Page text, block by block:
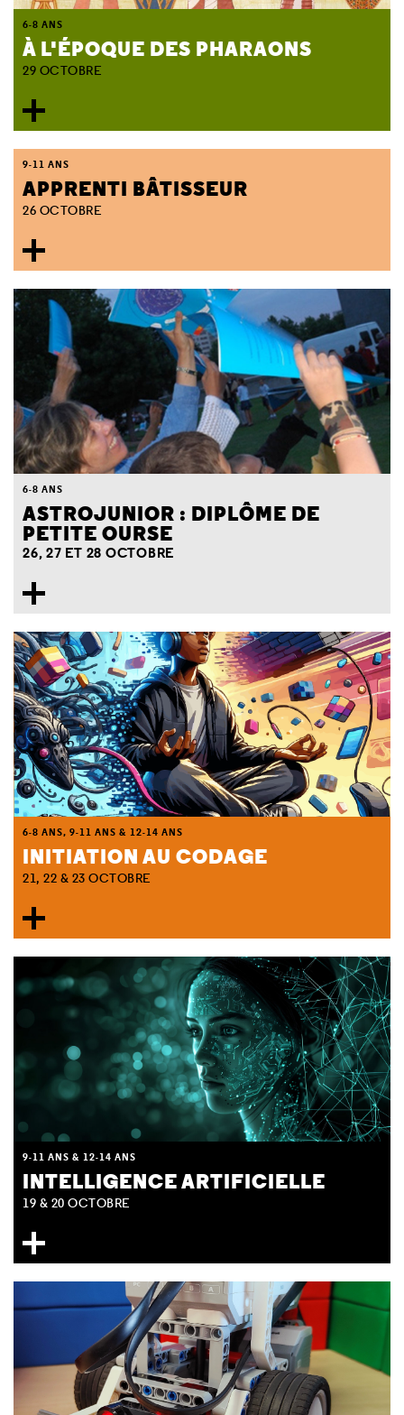
À L'ÉPOQUE DES PHARAONS
6-8 ANS
29 OCTOBRE
APPRENTI BÂTISSEUR
9-11 ANS
26 OCTOBRE
ASTROJUNIOR : DIPLÔME DE
PETITE OURSE
26, 27 ET 28 OCTOBRE
6-8 ANS
INITIATION AU CODAGE
6-8 ANS, 9-11 ANS & 12-14 ANS
21, 22 & 23 OCTOBRE
INTELLIGENCE ARTIFICIELLE
9-11 ANS & 12-14 ANS
19 & 20 OCTOBRE